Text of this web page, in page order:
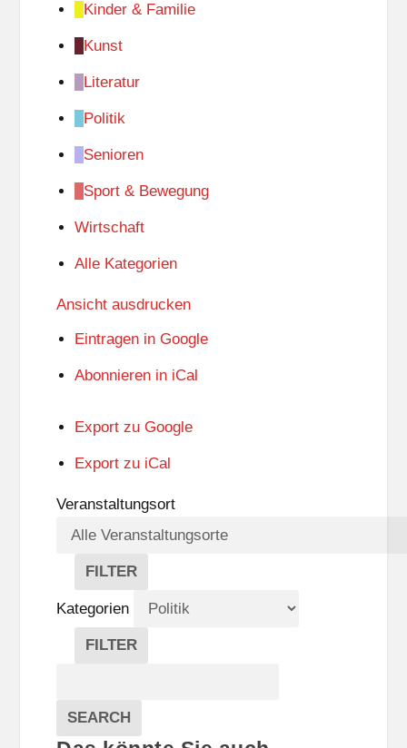
Kinder & Familie
Kunst
Literatur
Politik
Senioren
Sport & Bewegung
Wirtschaft
Alle Kategorien
Ansicht ausdrucken
Eintragen in Google
Abonnieren in iCal
Export zu Google
Export zu iCal
Veranstaltungsort
FILTER
V
E
R
A
A
L
Kategorien
FILTER
E
G
Veranstaltungen
SEARCH